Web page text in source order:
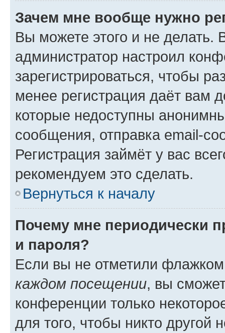
Зачем мне вообще нужно
Вы можете этого и не делать.
администратор настроил
зарегистрироваться, чтобы
менее регистрация даёт вам
которые недоступны
сообщения, отправка email-
Регистрация займёт у вас
рекомендуем это сделать.
Вернуться к началу
Почему мне периодически
и пароля?
Если вы не отметили
каждом посещении, вы
конференции только
для того, чтобы никто другой